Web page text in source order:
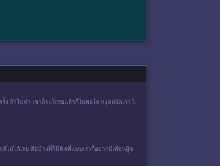
ถ้าไม่ทำ เขาก็จะโกรธแล้วก็ไม่พอใจ หงุดหงิดเรา ไ
ไม่ได้เลย คือบ้างที่ก็มีฟิลที่แบบเราก็อยากมีเพื่อนผู้ช